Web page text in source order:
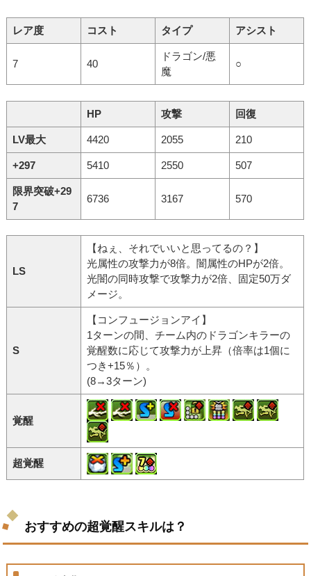
レア度 コスト タイプ アシスト
7 40
ドラゴン/悪
魔
○
HP 攻撃 回復
LV最大 4420 2055 210
+297 5410 2550 507
限界突破+29
7
6736 3167 570
LS
【ねぇ、それでいいと思ってるの？】
光属性の攻撃力が8倍。闇属性のHPが2倍。
光闇の同時攻撃で攻撃力が2倍、固定50万ダ
メージ。
S
【コンフュージョンアイ】
1ターンの間、チーム内のドラゴンキラーの
覚醒数に応じて攻撃力が上昇（倍率は1個に
つき+15％）。
(8→3ターン)
覚醒
超覚醒
おすすめの超覚醒スキルは？